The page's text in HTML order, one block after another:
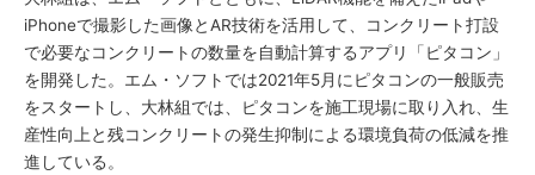
iPhoneで撮影した画像とAR技術を活用して、コンクリート打設
で必要なコンクリートの数量を自動計算するアプリ「ピタコン」
を開発した。エム・ソフトでは2021年5月にピタコンの一般販売
をスタートし、大林組では、ピタコンを施工現場に取り入れ、生
産性向上と残コンクリートの発生抑制による環境負荷の低減を推
進している。